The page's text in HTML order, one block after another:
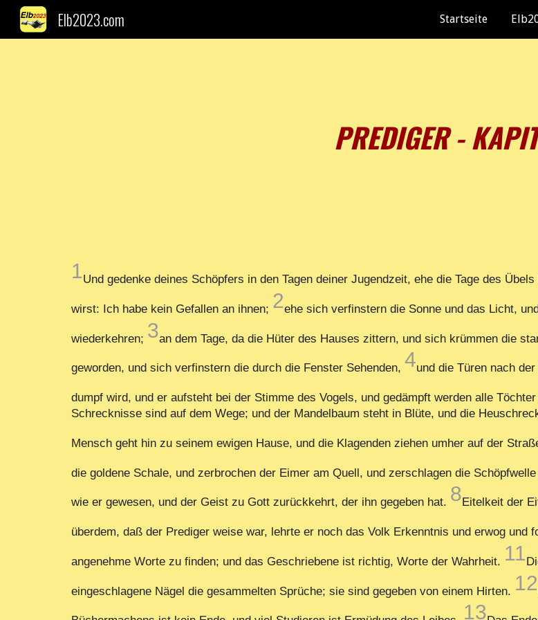
Elb2023.com Startseite
PREDIGER -
1Und gedenke deines Schöpfers in den Tagen deiner Jugendzeit, ehe die Tage des
wirst: Ich habe kein Gefallen an ihnen; 2ehe sich verfinstern die Sonne und das Licht,
wiederkehren; 3an dem Tage, da die Hüter des Hauses zittern, und sich krümmen die
geworden, und sich verfinstern die durch die Fenster Sehenden, 4und die Türen nach
dumpf wird, und er aufsteht bei der Stimme des Vogels, und gedämpft werden alle
Schrecknisse sind auf dem Wege; und der Mandelbaum steht in Blüte, und die
Mensch geht hin zu seinem ewigen Hause, und die Klagenden ziehen umher auf der
die goldene Schale, und zerbrochen der Eimer am Quell, und zerschlagen die
wie er gewesen, und der Geist zu Gott zurückkehrt, der ihn gegeben hat. 8Eitelkeit der
überdem, daß der Prediger weise war, lehrte er noch das Volk Erkenntnis und erwog und
angenehme Worte zu finden; und das Geschriebene ist richtig, Worte der Wahrheit. 11
eingeschlagene Nägel die gesammelten Sprüche; sie sind gegeben von einem Hirten. 12
13